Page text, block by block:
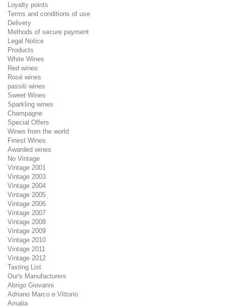
Loyalty points
Terms and conditions of use
Delivery
Methods of secure payment
Legal Notice
Products
White Wines
Red wines
Rosé wines
passiti wines
Sweet Wines
Sparkling wines
Champagne
Special Offers
Wines from the world
Finest Wines
Awarded wines
No Vintage
Vintage 2001
Vintage 2003
Vintage 2004
Vintage 2005
Vintage 2006
Vintage 2007
Vintage 2008
Vintage 2009
Vintage 2010
Vintage 2011
Vintage 2012
Tasting List
Our's Manufacturers
Abrigo Giovanni
Adriano Marco e Vittorio
Amalia